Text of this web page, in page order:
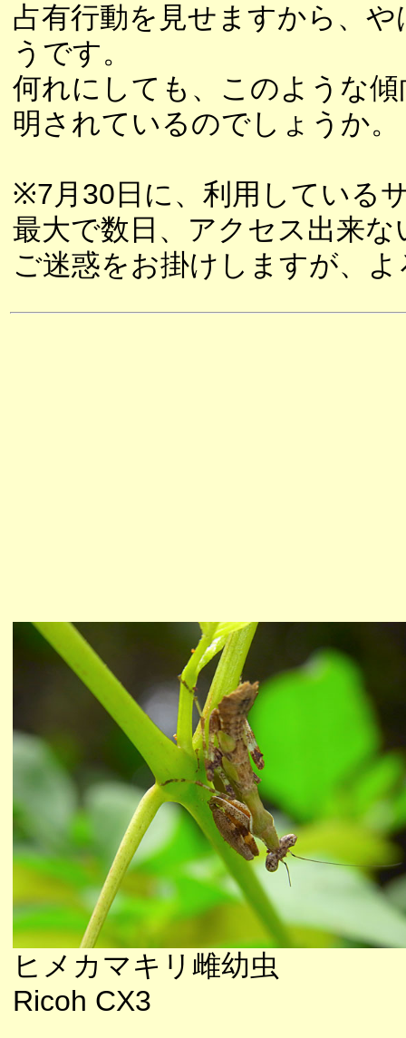
占有行動を見せますから、
うです。
何れにしても、このような
明されているのでしょうか。
※7月30日に、利用している
最大で数日、アクセス出来
ご迷惑をお掛けしますが、
ヒメカマキリ雌幼虫
Ricoh CX3